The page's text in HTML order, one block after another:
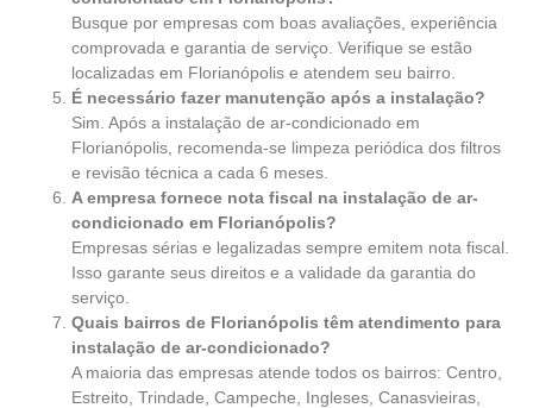
Busque por empresas com boas avaliações, experiência
comprovada e garantia de serviço. Verifique se estão
localizadas em Florianópolis e atendem seu bairro.
É necessário fazer manutenção após a instalação?
Sim. Após a instalação de ar-condicionado em
Florianópolis, recomenda-se limpeza periódica dos filtros
e revisão técnica a cada 6 meses.
A empresa fornece nota fiscal na instalação de ar-
condicionado em Florianópolis?
Empresas sérias e legalizadas sempre emitem nota fiscal.
Isso garante seus direitos e a validade da garantia do
serviço.
Quais bairros de Florianópolis têm atendimento para
instalação de ar-condicionado?
A maioria das empresas atende todos os bairros: Centro,
Estreito, Trindade, Campeche, Ingleses, Canasvieiras,